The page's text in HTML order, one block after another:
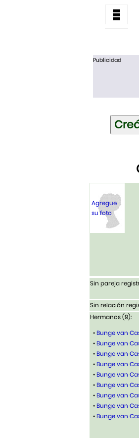
Publicidad
Agregue
su foto
Sin pareja
Sin relación
Hermanos (9):
•Bunge van
•Bunge van
•Bunge van
•Bunge van
•Bunge van
•Bunge van
•Bunge van
•Bunge van
•Bunge van